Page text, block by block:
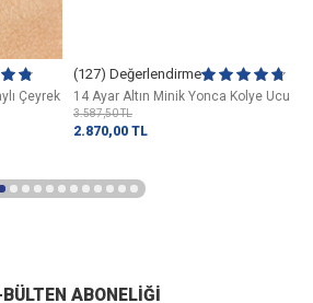
Çeyrek
(127) Değerlendirme
14 Ayar Altın Minik Yonca Kolye Ucu
3.587,50TL
2.870,00 TL
BÜLTEN ABONELIĞI